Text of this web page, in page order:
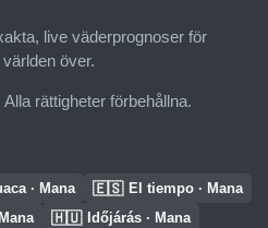
live väderprognoser för
över.
rättigheter förbehållna.
· Mana 🇪🇸 El tiempo · Mana
🇭🇺 Időjárás · Mana